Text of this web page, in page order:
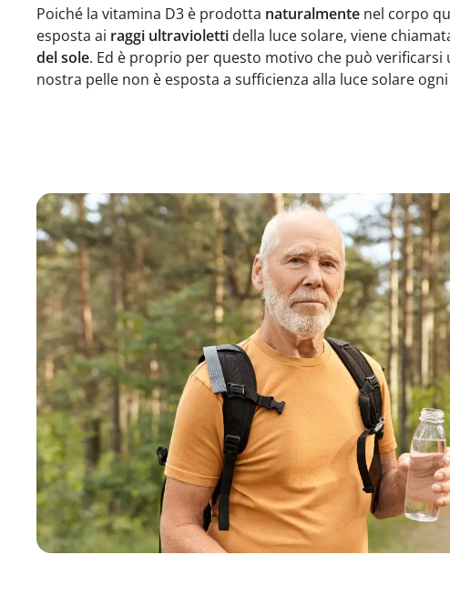
Poiché la vitamina D3 è prodotta naturalmente nel corpo
esposta ai raggi ultravioletti della luce solare, viene
del sole. Ed è proprio per questo motivo che può verificarsi
nostra pelle non è esposta a sufficienza alla luce solare